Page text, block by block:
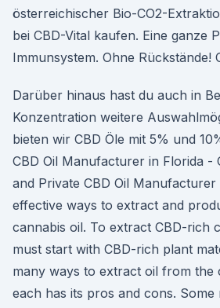
österreichischer Bio-CO2-
bei CBD-Vital kaufen. Eine ganze
Immunsystem. Ohne Rückstände!
Darüber hinaus hast du auch in
Konzentration weitere
bieten wir CBD Öle mit 5% und
CBD Oil Manufacturer in Florida -
and Private CBD Oil
effective ways to extract and
cannabis oil. To extract CBD-rich
must start with CBD-rich plant
many ways to extract oil from the
each has its pros and cons.